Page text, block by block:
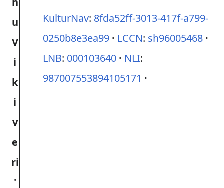
KulturNav: 8fda52ff-3013-417f-a799-
0250b8e3ea99
LCCN: sh96005468
LNB: 000103640 NLI:
987007553894105171